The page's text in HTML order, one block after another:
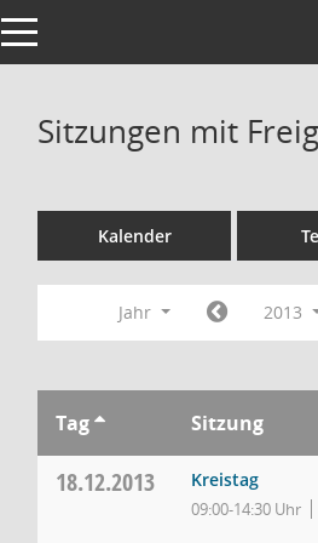
Toggle navigation
Sitzungen mit
Kalender
Jahr 2013
Tag Sitzung
18.12.2013 Kreistag
09:00-14:30 Uhr